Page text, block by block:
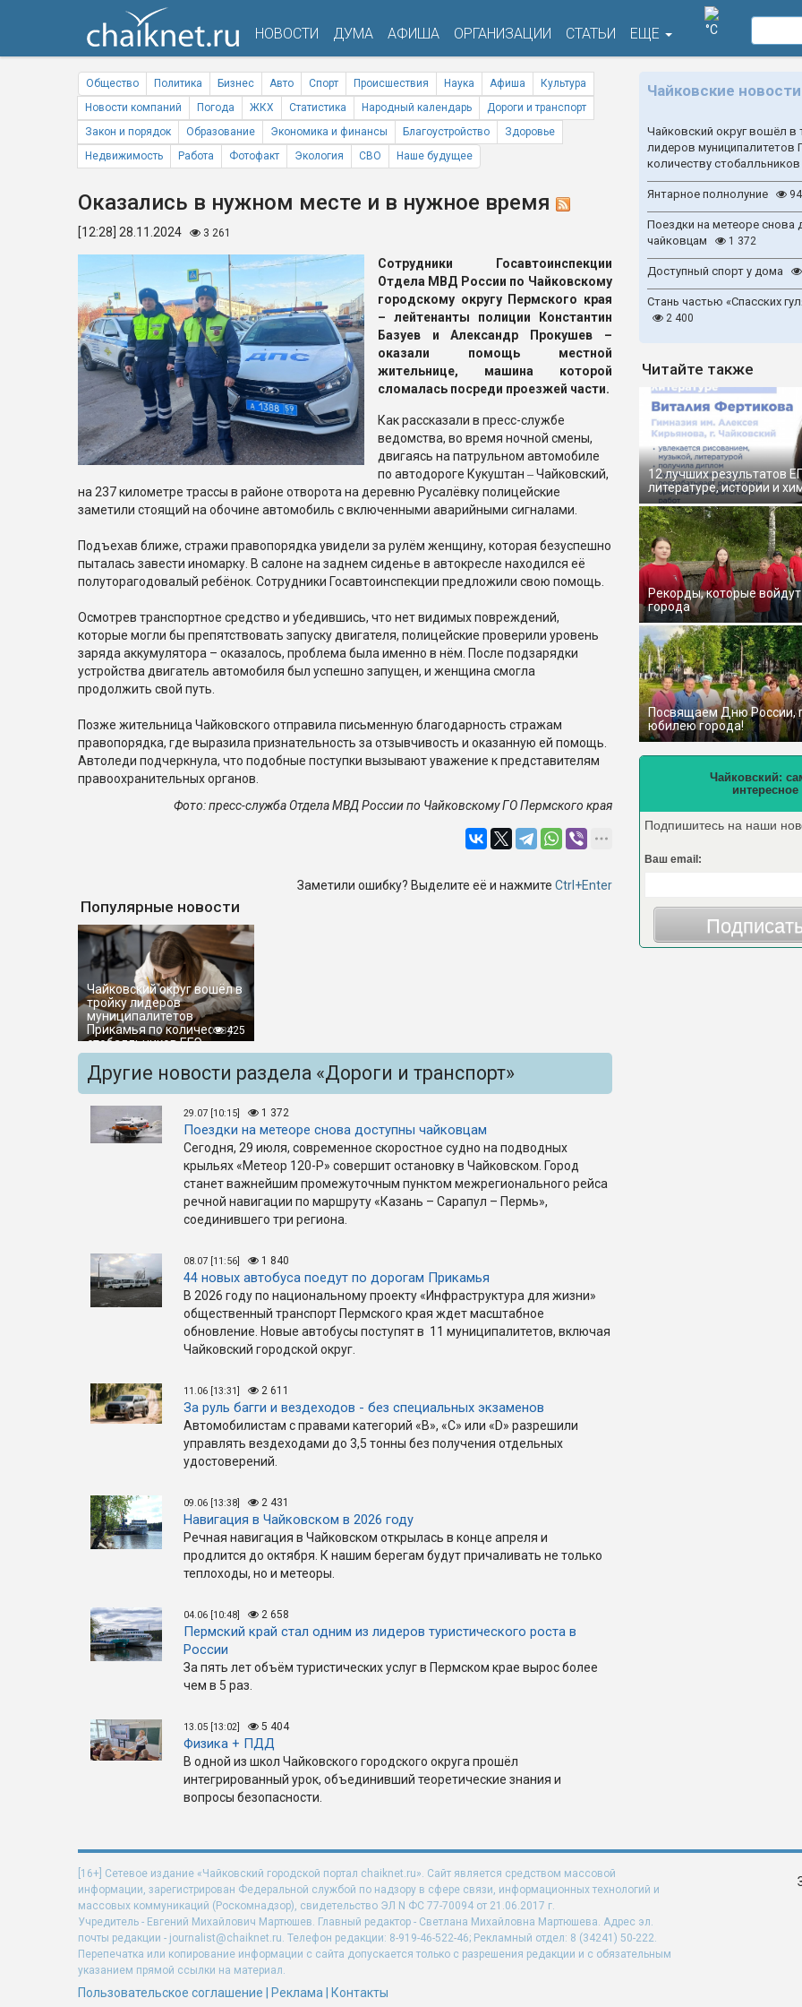
НОВОСТИ ДУМА АФИША ОРГАНИЗАЦИИ СТАТЬИ ЕЩЕ °C
Общество Политика Бизнес Авто Спорт Происшествия Наука Афиша
Культура
Новости компаний
Погода ЖКХ Статистика Народный календарь
Дороги и транспорт
Закон и порядок
Образование Экономика и финансы Благоустройство
Здоровье
Недвижимость
Работа Фотофакт Экология СВО Наше будущее
Оказались в нужном месте и в нужное время
[12:28] 28.11.2024 3 261
Сотрудники Госавтоинспекции
Отдела МВД России по Чайковскому
городскому округу Пермского края
– лейтенанты полиции Константин
Базуев и Александр Прокушев –
оказали помощь местной
жительнице, машина которой
сломалась посреди проезжей части.
Как рассказали в пресс-службе
ведомства, во время ночной смены,
двигаясь на патрульном автомобиле
по автодороге Кукуштан ‒ Чайковский,
на 237 километре трассы в районе отворота на деревню Русалёвку полицейские
заметили стоящий на обочине автомобиль с включенными аварийными сигналами.
Подъехав ближе, стражи правопорядка увидели за рулём женщину, которая безуспешно
пыталась завести иномарку. В салоне на заднем сиденье в автокресле находился её
полуторагодовалый ребёнок. Сотрудники Госавтоинспекции предложили свою помощь.
Осмотрев транспортное средство и убедившись, что нет видимых повреждений,
которые могли бы препятствовать запуску двигателя, полицейские проверили уровень
заряда аккумулятора – оказалось, проблема была именно в нём. После подзарядки
устройства двигатель автомобиля был успешно запущен, и женщина смогла
продолжить свой путь.
Позже жительница Чайковского отправила письменную благодарность стражам
правопорядка, где выразила признательность за отзывчивость и оказанную ей помощь.
Автоледи подчеркнула, что подобные поступки вызывают уважение к представителям
правоохранительных органов.
Фото: пресс-служба Отдела МВД России по Чайковскому ГО Пермского края
Заметили ошибку? Выделите её и нажмите Ctrl+Enter
Популярные новости
Чайковский округ вошёл в
тройку лидеров
муниципалитетов
Прикамья по количеству
стобалльников ЕГЭ
425
Другие новости раздела «Дороги и транспорт»
29.07 [10:15] 1 372
Поездки на метеоре снова доступны чайковцам
Сегодня, 29 июля, современное скоростное судно на подводных
крыльях «Метеор 120-Р» совершит остановку в Чайковском. Город
станет важнейшим промежуточным пунктом межрегионального рейса
речной навигации по маршруту «Казань – Сарапул – Пермь»,
соединившего три региона.
08.07 [11:56] 1 840
44 новых автобуса поедут по дорогам Прикамья
В 2026 году по национальному проекту «Инфраструктура для жизни»
общественный транспорт Пермского края ждет масштабное
обновление. Новые автобусы поступят в 11 муниципалитетов, включая
Чайковский городской округ.
11.06 [13:31] 2 611
За руль багги и вездеходов - без специальных экзаменов
Автомобилистам с правами категорий «B», «C» или «D» разрешили
управлять вездеходами до 3,5 тонны без получения отдельных
удостоверений.
09.06 [13:38] 2 431
Навигация в Чайковском в 2026 году
Речная навигация в Чайковском открылась в конце апреля и
продлится до октября. К нашим берегам будут причаливать не только
теплоходы, но и метеоры.
04.06 [10:48] 2 658
Пермский край стал одним из лидеров туристического роста в
России
За пять лет объём туристических услуг в Пермском крае вырос более
чем в 5 раз.
13.05 [13:02] 5 404
Физика + ПДД
В одной из школ Чайковского городского округа прошёл
интегрированный урок, объединивший теоретические знания и
вопросы безопасности.
Чайковские новости
Чайковский округ вошёл в
лидеров муниципалитетов
количеству
Янтарное полнолуние
Поездки на метеоре снова
чайковцам
1 372
Доступный спорт у дома
Стань частью «Спасских
2 400
Читайте также
12 лучших результатов
литературе, истории и
Рекорды, которые
города
Посвящаем Дню России,
юбилею города!
Чайковский:
интересное
Подпишитесь на наши
Ваш email:
[16+] Сетевое издание «Чайковский городской портал chaiknet.ru». Сайт является средством массовой
информации, зарегистрирован Федеральной службой по надзору в сфере связи, информационных технологий и
массовых коммуникаций (Роскомнадзор), свидетельство ЭЛ N ФС 77-70094 от 21.06.2017 г.
Учредитель - Евгений Михайлович Мартюшев. Главный редактор - Светлана Михайловна Мартюшева. Адрес эл.
почты редакции - journalist@chaiknet.ru. Телефон редакции: 8-919-46-522-46; Рекламный отдел: 8 (34241) 50-222.
Перепечатка или копирование информации с сайта допускается только с разрешения редакции и с обязательным
указанием прямой ссылки на материал.
Пользовательское соглашение Реклама Контакты